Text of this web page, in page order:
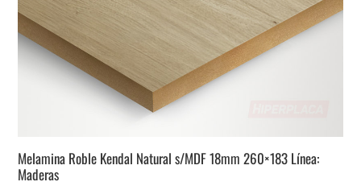
Melamina Roble Kendal Natural s/MDF 18mm 260×183 Línea:
Maderas